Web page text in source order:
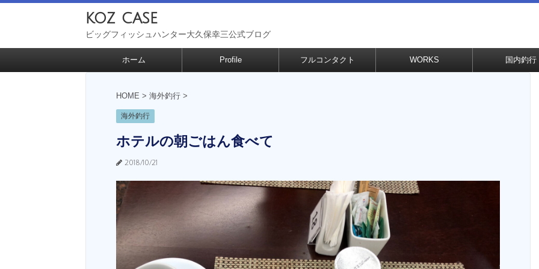
koz case
ビッグフィッシュハンター大久保幸三公式ブログ
ホーム Profile フルコンタクト WORKS 国内釣行
HOME > 海外釣行 >
海外釣行
ホテルの朝ごはん食べて
2018/10/21